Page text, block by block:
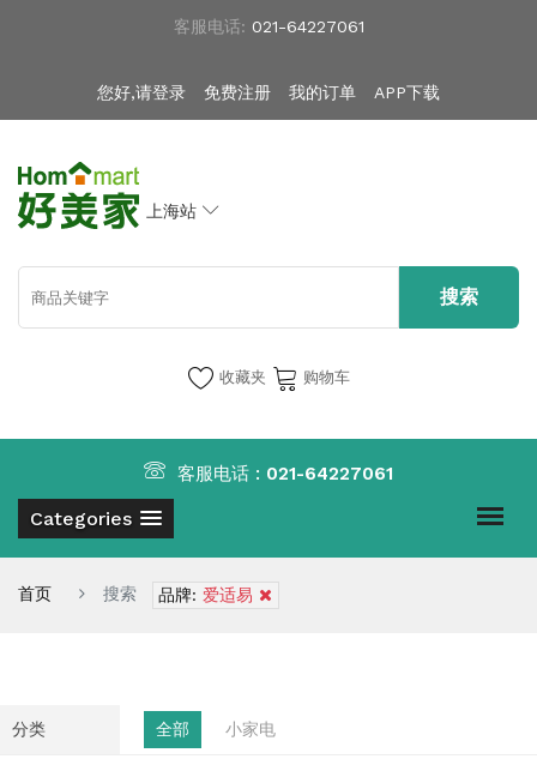
客服电话: 021-64227061
您好,请登录 免费注册 我的订单 APP下载
上海站
收藏夹 购物车
Categories
客服电话 : 021-64227061
首页 搜索 品牌: 爱适易
分类 全部 小家电